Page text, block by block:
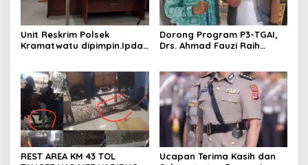
Unit Reskrim Polsek
Kramatwatu dipimpin.Ipda
segera melakukan olah tkp
dan pengejaran terhadap
pelaku.
Dorong Program P3-TGAI,
Drs. Ahmad Fauzi Raih
REST AREA KM 43 TOL
Ucapan Terima Kasih dan